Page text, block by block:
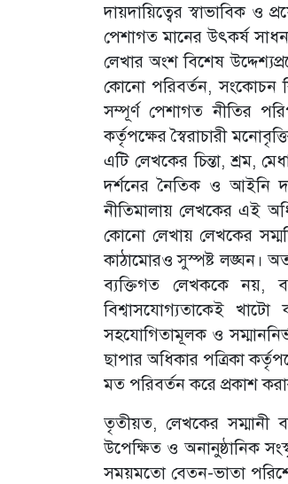
দায়দায়িত্বের স্বাভাবিক
পেশাগত মানের উৎকর্ষ
লেখার অংশ বিশেষ
কোনো পরিবর্তন, সংকোচন
সম্পূর্ণ পেশাগত নীতির
কর্তৃপক্ষের স্বৈরাচারী
এটি লেখকের চিন্তা, শ্রম,
দর্শনের নৈতিক ও আইনি
নীতিমালায় লেখকের এই
কোনো লেখায় লেখকের
কাঠামোরও সুস্পষ্ট লঙ্ঘন।
ব্যক্তিগত লেখককে নয়,
বিশ্বাসযোগ্যতাকেই
সহযোগিতামূলক ও
ছাপার অধিকার পত্রিকা
মত পরিবর্তন করে প্রকাশ
তৃতীয়ত, লেখকের সম্মানী
উপেক্ষিত ও অনানুষ্ঠানিক
সময়মতো বেতন-ভাতা